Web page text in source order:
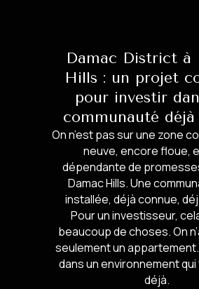
Damac District à
Hills : un projet
pour investir
communauté déjà
On n’est pas sur une zone
neuve, encore floue,
dépendante de
Damac Hills. Une
installée, déjà connue,
Pour un investisseur,
beaucoup de choses. On
seulement un appartement.
dans un environnement
déjà.